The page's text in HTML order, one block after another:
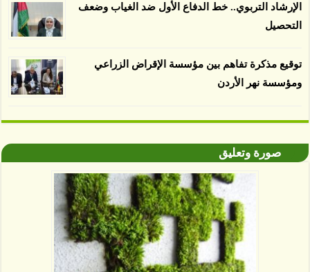
الإرشاد التربوي.. خط الدفاع الأول ضد الغياب وضعف
التحصيل
توقيع مذكرة تفاهم بين مؤسسة الإقراض الزراعي
ومؤسسة نهر الأردن
صورة وتعليق